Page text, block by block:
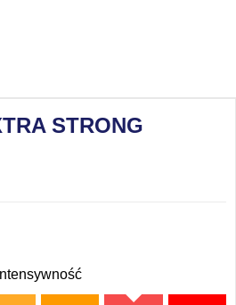
STRONG
Intensywność